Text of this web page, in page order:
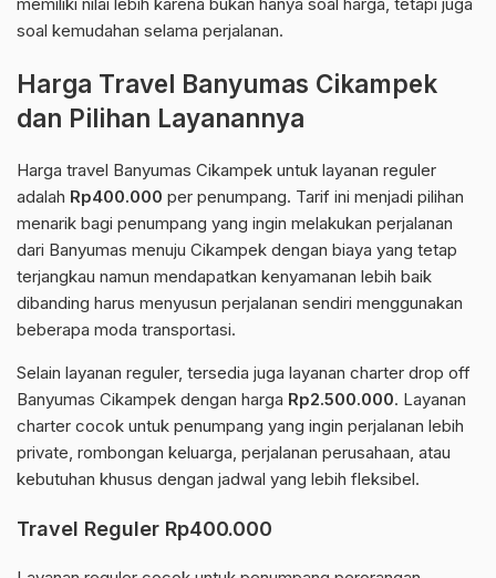
memiliki nilai lebih karena bukan hanya soal harga, tetapi juga
soal kemudahan selama perjalanan.
Harga Travel Banyumas Cikampek
dan Pilihan Layanannya
Harga travel Banyumas Cikampek untuk layanan reguler
adalah Rp400.000 per penumpang. Tarif ini menjadi pilihan
menarik bagi penumpang yang ingin melakukan perjalanan
dari Banyumas menuju Cikampek dengan biaya yang tetap
terjangkau namun mendapatkan kenyamanan lebih baik
dibanding harus menyusun perjalanan sendiri menggunakan
beberapa moda transportasi.
Selain layanan reguler, tersedia juga layanan charter drop off
Banyumas Cikampek dengan harga Rp2.500.000. Layanan
charter cocok untuk penumpang yang ingin perjalanan lebih
private, rombongan keluarga, perjalanan perusahaan, atau
kebutuhan khusus dengan jadwal yang lebih fleksibel.
Travel Reguler Rp400.000